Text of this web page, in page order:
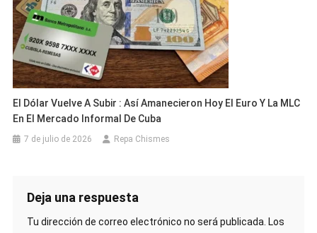
El Dólar Vuelve A Subir : Así Amanecieron Hoy El Euro Y La MLC
En El Mercado Informal De Cuba
7 de julio de 2026 Repa Chismes
Deja una respuesta
Tu dirección de correo electrónico no será publicada. Los